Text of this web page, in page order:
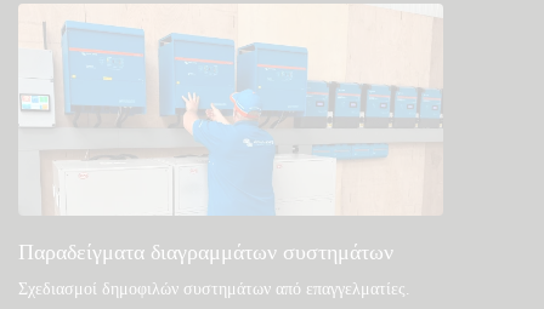
Παραδείγματα διαγραμμάτων συστημάτων
Σχεδιασμοί δημοφιλών συστημάτων από επαγγελματίες.